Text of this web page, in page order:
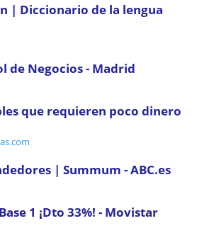
| Diccionario de la lengua
de Negocios - Madrid
que requieren poco dinero
| Summum - ABC.es
1 ¡Dto 33%! - Movistar